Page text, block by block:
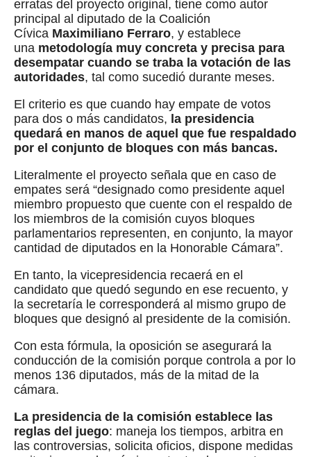
erratas del proyecto original, tiene como autor
principal al diputado de la Coalición
Cívica Maximiliano Ferraro, y establece
una metodología muy concreta y precisa para
desempatar cuando se traba la votación de las
autoridades, tal como sucedió durante meses.
El criterio es que cuando hay empate de votos
para dos o más candidatos, la presidencia
quedará en manos de aquel que fue respaldado
por el conjunto de bloques con más bancas.
Literalmente el proyecto señala que en caso de
empates será “designado como presidente aquel
miembro propuesto que cuente con el respaldo de
los miembros de la comisión cuyos bloques
parlamentarios representen, en conjunto, la mayor
cantidad de diputados en la Honorable Cámara”.
En tanto, la vicepresidencia recaerá en el
candidato que quedó segundo en ese recuento, y
la secretaría le corresponderá al mismo grupo de
bloques que designó al presidente de la comisión.
Con esta fórmula, la oposición se asegurará la
conducción de la comisión porque controla a por lo
menos 136 diputados, más de la mitad de la
cámara.
La presidencia de la comisión establece las
reglas del juego: maneja los tiempos, arbitra en
las controversias, solicita oficios, dispone medidas